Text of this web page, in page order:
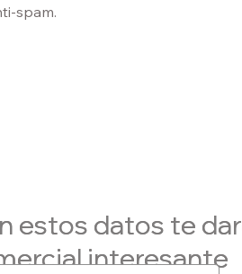
spam.
estos datos te
interesante
estos datos te
interesante